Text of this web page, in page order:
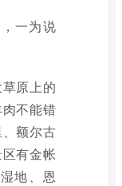
一为说
原上的
不能错
额尔古
有金帐
地、恩